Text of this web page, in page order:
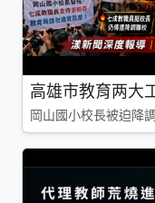
高雄市教育两大
岡山國小校長被迫降